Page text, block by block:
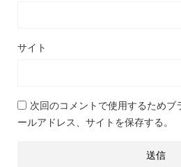
サイト
次回のコメントで使用するためブ
ールアドレス、サイトを保存する。